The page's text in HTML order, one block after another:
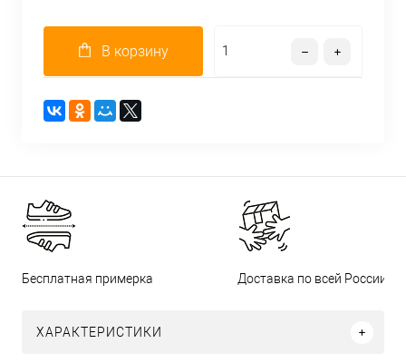
В корзину
Бесплатная примерка Доставка по всей России
ХАРАКТЕРИСТИКИ